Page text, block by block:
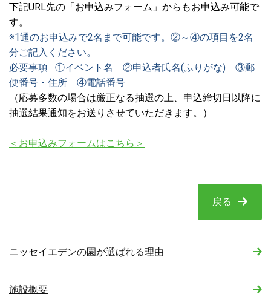
下記URL先の「お申込みフォーム」からもお申込み可能で
す。
※1通のお申込みで2名まで可能です。②～④の項目を2名
分ご記入ください。
必要事項 ①イベント名 ②申込者氏名(ふりがな) ③郵
便番号・住所 ④電話番号
（応募多数の場合は厳正なる抽選の上、申込締切日以降に
抽選結果通知をお送りさせていただきます。）
＜お申込みフォームはこちら＞
戻る
ニッセイエデンの園が選ばれる理由
施設概要